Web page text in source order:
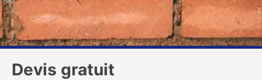
Devis gratuit